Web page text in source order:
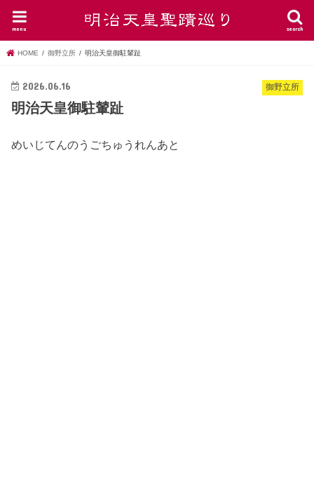
search
menu
HOME 御野立所 明治天皇御駐輦趾
御野立所
2026.06.16
明治天皇御駐輦趾
めいじてんのうごちゅうれんあと